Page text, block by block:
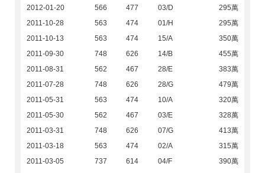
2012-01-20
566 477 03/D
295萬
2011-10-28
563 474 01/H
295萬
2011-10-13
563 474 15/A
350萬
2011-09-30
748 626 14/B
455萬
2011-08-31
562 467 28/E
383萬
2011-07-28
748 626 28/G
479萬
2011-05-31
563 474 10/A
320萬
2011-05-30
562 467 03/E
328萬
2011-03-31
748 626 07/G
413萬
2011-03-18
563 474 02/A
315萬
2011-03-05
737 614 04/F
390萬